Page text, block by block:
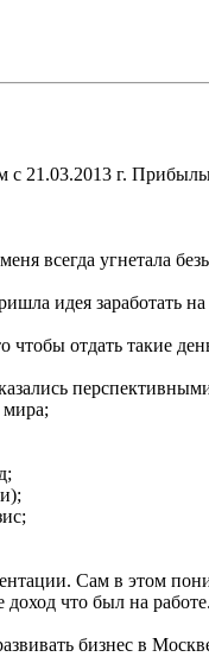
21.03.2013 г.
всегда угнетала
идея заработать
отдать такие
мира;
Сам в этом
что был на работе.
бизнес в